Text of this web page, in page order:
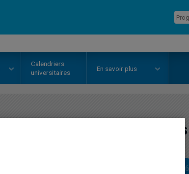
Calendriers
universitaires
En savoir plus
Logistique en
Horaire - Automne 2026